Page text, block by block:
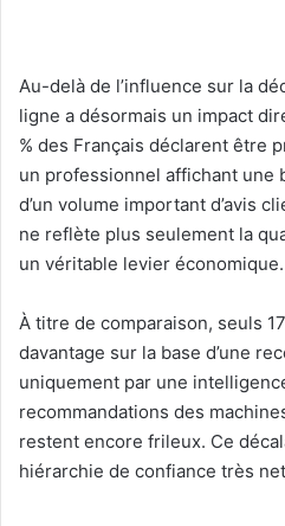
Au-delà de l’influence sur la
ligne a désormais un impact
% des Français déclarent être
un professionnel affichant une
d’un volume important d’avis
ne reflète plus seulement la
un véritable levier économique.
À titre de comparaison, seuls
davantage sur la base d’une
uniquement par une
recommandations des
restent encore frileux. Ce
hiérarchie de confiance très